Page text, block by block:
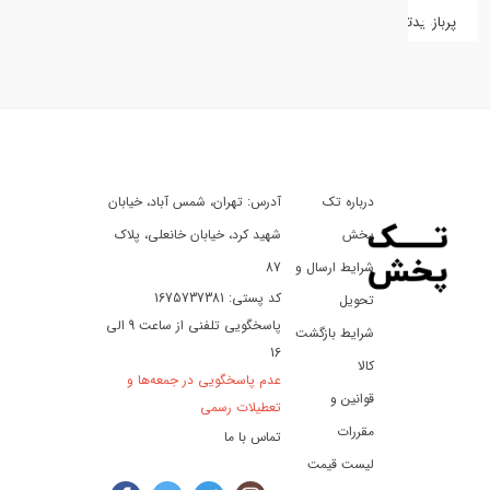
کفش
سفر
تفریح
پربازدیدترین
درباره تک
پخش
شرایط ارسال و
تحویل
شرایط بازگشت
کالا
قوانین و
مقررات
لیست قیمت
آدرس: تهران، شمس آباد، خیابان
شهید کرد، خیابان خانعلی، پلاک
87
کد پستی: 1675737381
پاسخگویی تلفنی از ساعت 9 الی
16
عدم پاسخگویی در جمعه‌ها و
تعطیلات رسمی
تماس با ما